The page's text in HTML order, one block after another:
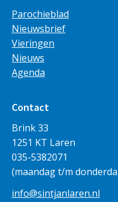
Parochieblad
Nieuwsbrief
Vieringen
Nieuws
Agenda
Contact
Brink 33
1251 KT Laren
035-5382071
(maandag t/m
info@sintjanlaren.nl